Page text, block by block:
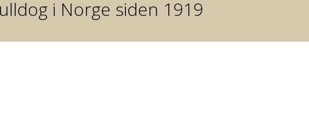
i Norge siden 1919